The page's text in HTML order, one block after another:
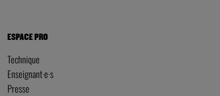
ESPACE PRO
Technique
Enseignant·e·s
Presse